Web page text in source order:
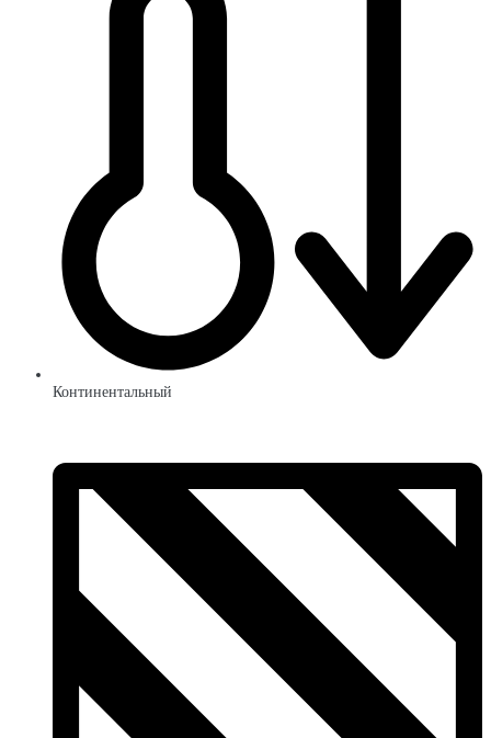
Континентальный